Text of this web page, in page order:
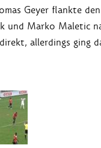
Geyer flankte
und Marko Maletic
allerdings ging